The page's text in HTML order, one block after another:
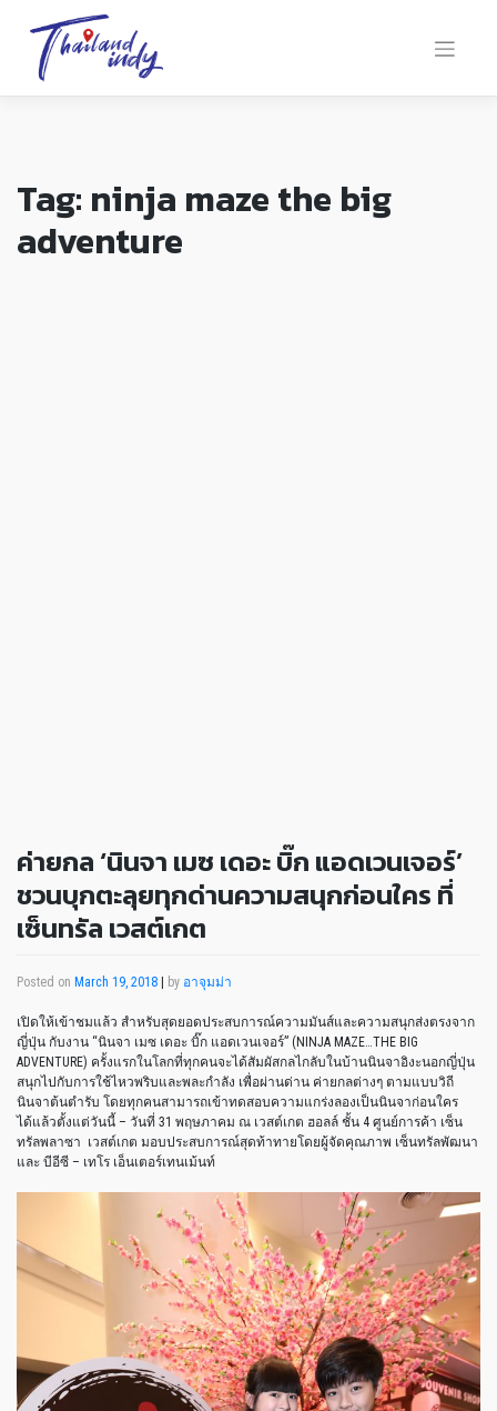
Tag: ninja maze the big
adventure
ค่ายกล ‘นินจา เมซ เดอะ บิ๊ก แอดเวนเจอร์’
ชวนบุกตะลุยทุกด่านความสนุกก่อนใคร ที่
เซ็นทรัล เวสต์เกต
Posted on March 19, 2018 | by อาจุมม่า
เปิดให้เข้าชมแล้ว สำหรับสุดยอดประสบการณ์ความมันส์และความสนุกส่งตรงจาก
ญี่ปุ่น กับงาน “นินจา เมซ เดอะ บิ๊ก แอดเวนเจอร์” (NINJA MAZE…THE BIG
ADVENTURE) ครั้งแรกในโลกที่ทุกคนจะได้สัมผัสกลไกลับในบ้านนินจาอิงะนอกญี่ปุ่น
สนุกไปกับการใช้ไหวพริบและพละกำลัง เพื่อผ่านด่าน ค่ายกลต่างๆ ตามแบบวิถี
นินจาต้นตำรับ โดยทุกคนสามารถเข้าทดสอบความแกร่งลองเป็นนินจาก่อนใคร
ได้แล้วตั้งแต่วันนี้ – วันที่ 31 พฤษภาคม ณ เวสต์เกต ฮอลล์ ชั้น 4 ศูนย์การค้า เซ็น
ทรัลพลาซา เวสต์เกต มอบประสบการณ์สุดท้าทายโดยผู้จัดคุณภาพ เซ็นทรัลพัฒนา
และ บีอีซี – เทโร เอ็นเตอร์เทนเม้นท์